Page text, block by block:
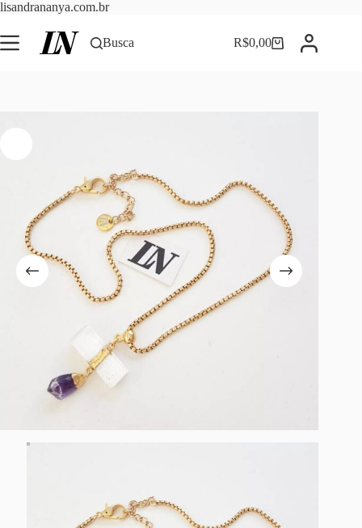
lisandrananya.com.brPular
o
conteúdo
Busca Carrinho
R$0,00